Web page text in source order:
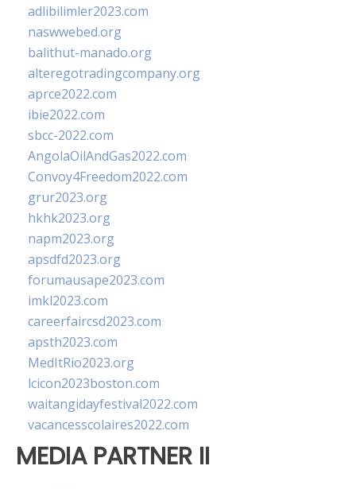
adlibilimler2023.com
naswwebed.org
balithut-manado.org
alteregotradingcompany.org
aprce2022.com
ibie2022.com
sbcc-2022.com
AngolaOilAndGas2022.com
Convoy4Freedom2022.com
grur2023.org
hkhk2023.org
napm2023.org
apsdfd2023.org
forumausape2023.com
imkl2023.com
careerfaircsd2023.com
apsth2023.com
MedItRio2023.org
lcicon2023boston.com
waitangidayfestival2022.com
vacancesscolaires2022.com
MEDIA PARTNER II